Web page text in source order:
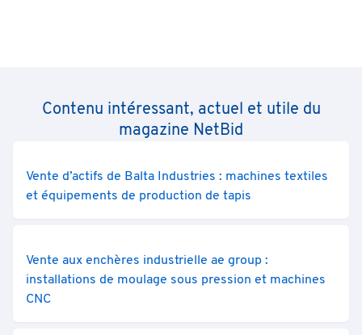
Contenu intéressant, actuel et utile du
magazine NetBid
Vente d’actifs de Balta Industries : machines textiles
et équipements de production de tapis
Vente aux enchères industrielle ae group :
installations de moulage sous pression et machines
CNC